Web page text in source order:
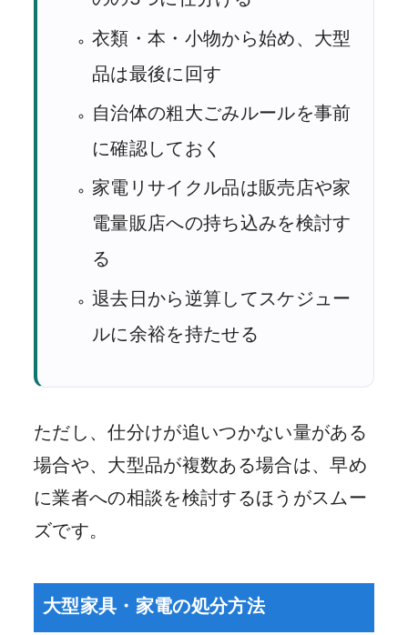
衣類・本・小物から始め、大型
品は最後に回す
自治体の粗大ごみルールを事前
に確認しておく
家電リサイクル品は販売店や家
電量販店への持ち込みを検討す
る
退去日から逆算してスケジュー
ルに余裕を持たせる
ただし、仕分けが追いつかない量がある
場合や、大型品が複数ある場合は、早め
に業者への相談を検討するほうがスムー
ズです。
大型家具・家電の処分方法